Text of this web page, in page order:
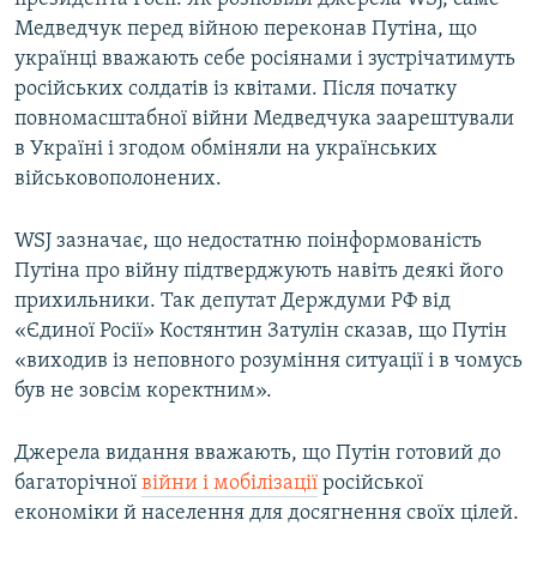
Медведчук перед війною переконав Путіна, що
українці вважають себе росіянами і зустрічатимуть
російських солдатів із квітами. Після початку
повномасштабної війни Медведчука заарештували
в Україні і згодом обміняли на українських
військовополонених.
WSJ зазначає, що недостатню поінформованість
Путіна про війну підтверджують навіть деякі його
прихильники. Так депутат Держдуми РФ від
«Єдиної Росії» Костянтин Затулін сказав, що Путін
«виходив із неповного розуміння ситуації і в чомусь
був не зовсім коректним».
Джерела видання вважають, що Путін готовий до
багаторічної війни і мобілізації російської
економіки й населення для досягнення своїх цілей.